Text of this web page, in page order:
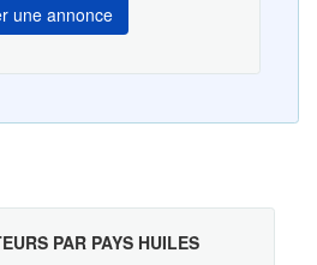
une annonce
PAR PAYS HUILES